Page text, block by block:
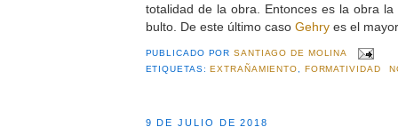
totalidad de la obra. Entonces es la obra
bulto. De este último caso Gehryes el
PUBLICADO PORSANTIAGO DE MOLINA
ETIQUETAS:EXTRAÑAMIENTO FORMATIVIDAD
9 DE JULIO DE 2018